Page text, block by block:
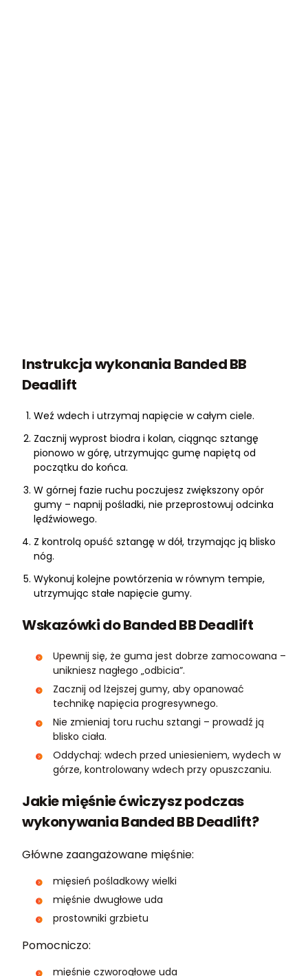
Instrukcja wykonania Banded BB
Deadlift
Weź wdech i utrzymaj napięcie w całym ciele.
Zacznij wyprost biodra i kolan, ciągnąc sztangę
pionowo w górę, utrzymując gumę napiętą od
początku do końca.
W górnej fazie ruchu poczujesz zwiększony opór
gumy – napnij pośladki, nie przeprostowuj odcinka
lędźwiowego.
Z kontrolą opuść sztangę w dół, trzymając ją blisko
nóg.
Wykonuj kolejne powtórzenia w równym tempie,
utrzymując stałe napięcie gumy.
Wskazówki do Banded BB Deadlift
Upewnij się, że guma jest dobrze zamocowana –
unikniesz nagłego „odbicia”.
Zacznij od lżejszej gumy, aby opanować
technikę napięcia progresywnego.
Nie zmieniaj toru ruchu sztangi – prowadź ją
blisko ciała.
Oddychaj: wdech przed uniesieniem, wydech w
górze, kontrolowany wdech przy opuszczaniu.
Jakie mięśnie ćwiczysz podczas
wykonywania Banded BB Deadlift?
Główne zaangażowane mięśnie:
mięsień pośladkowy wielki
mięśnie dwugłowe uda
prostowniki grzbietu
Pomocniczo:
mięśnie czworogłowe uda